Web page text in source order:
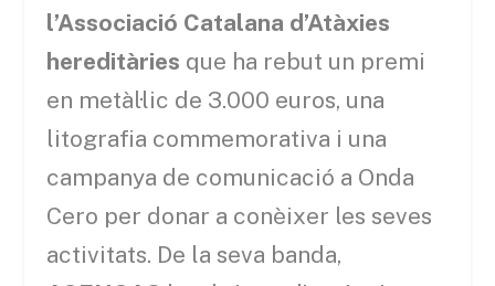
l’Associació Catalana d’Atàxies
hereditàries que ha rebut un premi
en metàl·lic de 3.000 euros, una
litografia commemorativa i una
campanya de comunicació a Onda
Cero per donar a conèixer les seves
activitats. De la seva banda,